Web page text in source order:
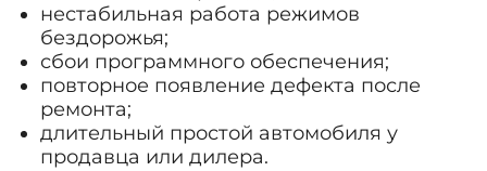
нестабильная работа режимов
бездорожья;
сбои программного обеспечения;
повторное появление дефекта после
ремонта;
длительный простой автомобиля у
продавца или дилера.